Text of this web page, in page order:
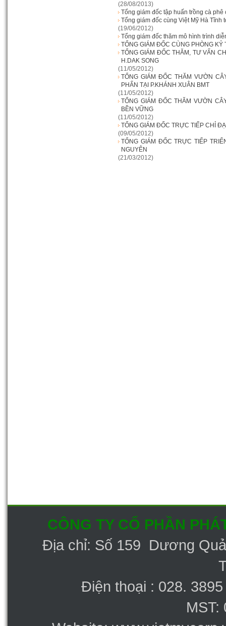
(28/08/2013)
Tổng giám đốc tập huấn trồng cà
Tổng giám đốc cùng Việt Mỹ Hà Tĩnh
(19/06/2012)
Tổng giám đốc thăm mô hình trình
TỔNG GIÁM ĐỐC CÙNG PHÒNG KỶ
TỔNG GIÁM ĐỐC THĂM, TƯ VẤN
H.DAK SONG
(11/05/2012)
TỔNG GIÁM ĐỐC THĂM VƯỜN
PHẤN TẠI P.KHÁNH XUÂN BMT
(11/05/2012)
TỔNG GIÁM ĐỐC THĂM VƯỜN
BỀN VỮNG
(11/05/2012)
TỔNG GIÁM ĐỐC TRỰC TIẾP CHỈ
(09/05/2012)
TỔNG GIÁM ĐỐC TRỰC TIẾP
NGUYÊN
(21/03/2012)
CÔNG TY CỔ PHẦN
Địa chỉ: Số 159 Dương
Điện thoại : 028.
MST: